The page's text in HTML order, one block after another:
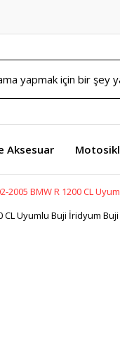
Aksesuar
2005 BMW R 1200 CL